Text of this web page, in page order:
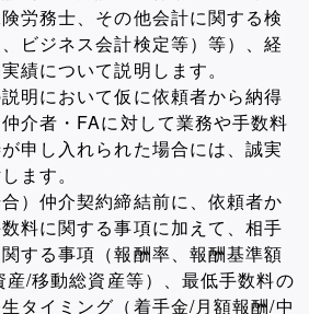
労務士、その他会計に関する検
ビジネス会計検定等）等）、経
績について説明します。
明において仮に依頼者から納得
介者・FAに対して業務や手数料
申し入れられた場合には、誠実
ます。
合）仲介契約締結前に、依頼者か
料に関する事項に加えて、相手
する事項（報酬率、報酬基準額
産/移動総資産等）、最低手数料の
タイミング（着手金/月額報酬/中